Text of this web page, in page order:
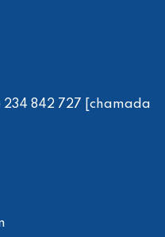
234 842 727 [chamada